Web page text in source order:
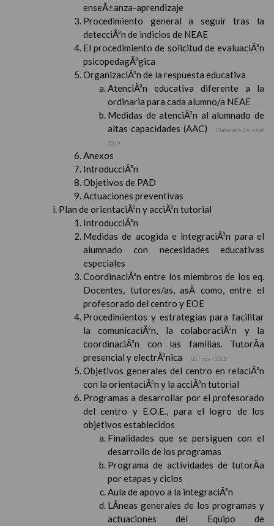
enseÃ±anza-aprendizaje
Procedimiento general a seguir tras la
detecciÃ³n de indicios de NEAE
El procedimiento de solicitud de evaluaciÃ³n
psicopedagÃ³gica
OrganizaciÃ³n de la respuesta educativa
AtenciÃ³n educativa diferente a la
ordinaria para cada alumno/a NEAE
Medidas de atenciÃ³n al alumnado de
altas capacidades (AAC)
Elaborado 06 sept
2019
Anexos
IntroducciÃ³n
Objetivos de PAD
Actuaciones preventivas
Plan de orientaciÃ³n y acciÃ³n tutorial
IntroducciÃ³n
Medidas de acogida e integraciÃ³n para el
alumnado con necesidades educativas
especiales
CoordinaciÃ³n entre los miembros de los eq.
Docentes, tutores/as, asÃ­ como, entre el
profesorado del centro y EOE
Procedimientos y estrategias para facilitar
la comunicaciÃ³n, la colaboraciÃ³n y la
coordinaciÃ³n con las familias. TutorÃ­a
presencial y electrÃ³nica
05 / nov / 2018
Objetivos generales del centro en relaciÃ³n
con la orientaciÃ³n y la acciÃ³n tutorial
Programas a desarrollar por el profesorado
del centro y E.O.E., para el logro de los
objetivos establecidos
Finalidades que se persiguen con el
desarrollo de los programas
Programa de actividades de tutorÃ­a
por etapas y ciclos
Aula de apoyo a la integraciÃ³n
LÃ­neas generales de los programas y
actuaciones del Equipo de